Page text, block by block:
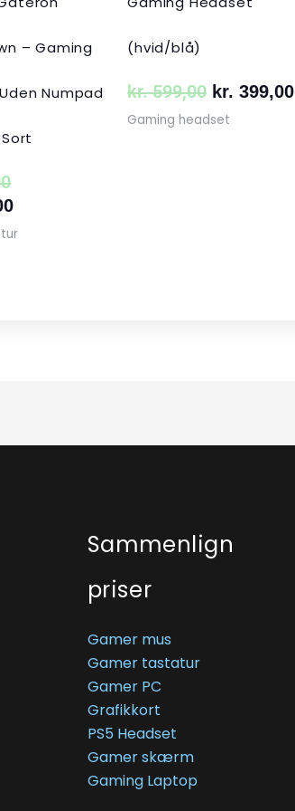
– Gaming
Numpad
(hvid/blå)
kr.599,00 kr. 399,00
Gaming headset
Sammenlign
priser
Gamer mus
Gamer tastatur
Gamer PC
Grafikkort
PS5 Headset
Gamer skærm
Gaming Laptop